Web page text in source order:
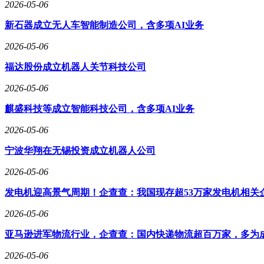
2026-05-06
新石器成立无人车智能制造公司，含多项AI业务
2026-05-06
福达股份成立机器人关节科技公司
2026-05-06
麒盛科技等成立智能科技公司，含多项AI业务
2026-05-06
宁波华翔在无锡投资成立机器人公司
2026-05-06
发电机迎高景气周期！企查查：我国现存超53万家发电机相关
2026-05-06
亚马逊进军物流行业，企查查：国内快递物流超百万家，多为
2026-05-06